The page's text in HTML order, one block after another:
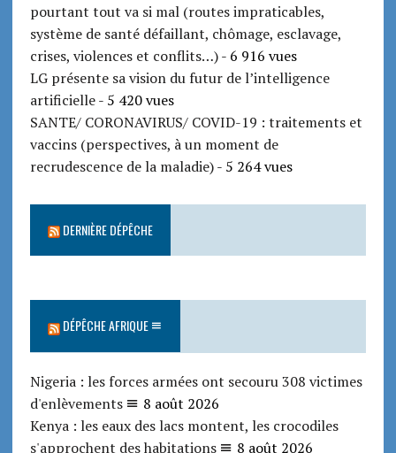
pourtant tout va si mal (routes impraticables,
système de santé défaillant, chômage, esclavage,
crises, violences et conflits…)- 6 916 vues
LG présente sa vision du futur de l’intelligence
artificielle- 5 420 vues
SANTE/ CORONAVIRUS/ COVID-19 : traitements et
vaccins (perspectives, à un moment de
recrudescence de la maladie)- 5 264 vues
DERNIÈRE DÉPÊCHE
DÉPÊCHE AFRIQUE
Nigeria : les forces armées ont secouru 308 victimes
d'enlèvements
8 août 2026
Kenya : les eaux des lacs montent, les crocodiles
s'approchent des habitations
8 août 2026